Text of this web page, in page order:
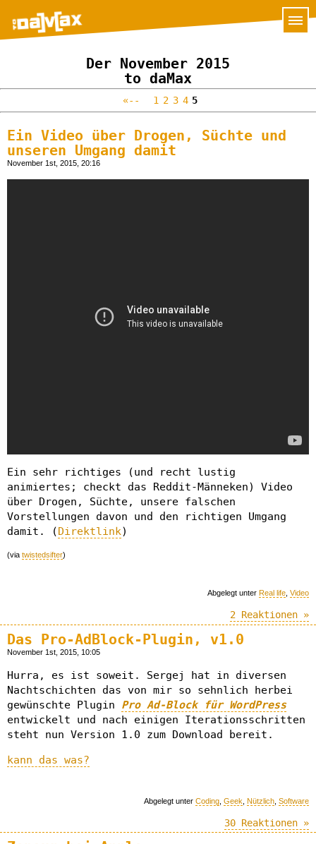
Der November 2015
to daMax
«-- 1 2 3 4 5
Ein Video über Drogen, Süchte und
unseren Umgang damit
November 1st, 2015, 20:16
Ein sehr richtiges (und recht lustig
animiertes; checkt das Reddit-Männeken) Video
über Drogen, Süchte, unsere falschen
Vorstellungen davon und den richtigen Umgang
damit. (Direktlink)
(via twistedsifter)
Abgelegt unter Real life Video
2 Reaktionen »
Das Pro-AdBlock-Plugin, v1.0
November 1st, 2015, 10:05
Hurra, es ist soweit. Sergej hat in diversen
Nachtschichten das von mir so sehnlich herbei
gewünschte Plugin Pro Ad-Block für WordPress
entwickelt und nach einigen Iterationsschritten
steht nun Version 1.0 zum Download bereit.
kann das was?
Abgelegt unter Coding Geek Nützlich Software
30 Reaktionen »